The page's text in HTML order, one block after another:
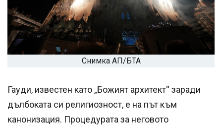
Снимка АП/БТА
Гауди, известен като „Божият архитект“ заради
дълбоката си религиозност, е на път към
канонизация. Процедурата за неговото